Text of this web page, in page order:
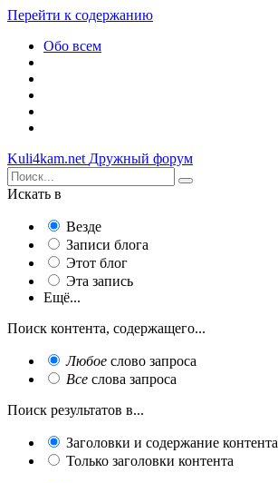
Перейти к содержанию
Обо всем
Kuli4kam.net Дружный форум
Искать в
Везде
Записи блога
Этот блог
Эта запись
Ещё...
Поиск контента, содержащего...
Любое слово запроса
Все слова запроса
Поиск результатов в...
Заголовки и содержание контента
Только заголовки контента